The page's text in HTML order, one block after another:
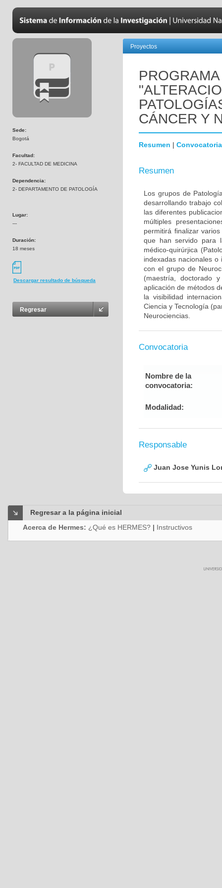
Sede:
Bogotá
Facultad:
2- FACULTAD DE MEDICINA
Dependencia:
2- DEPARTAMENTO DE PATOLOGÍA
Lugar:
---
Duración:
18 meses
Descargar resultado de búsqueda
Regresar
Proyectos
CÁNCER Y
Resumen | Convocatoria
Resumen
Los grupos de
desarrollando trabajo
las diferentes
múltiples
permitirá finalizar
que han servido para
médico-quirúrjica
indexadas nacionales
con el grupo de
(maestría, doctorado
aplicación de métodos
la visibilidad
Ciencia y Tecnología
Neurociencias.
Convocatoria
Nombre de la
convocatoria:
Modalidad:
Responsable
Juan Jose Yunis
Regresar a la página inicial
Acerca de Hermes: ¿Qué es HERMES? | Instructivos